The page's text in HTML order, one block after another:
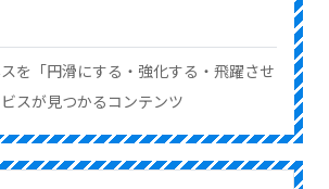
を「円滑にする・強化する・飛躍させ
スが見つかるコンテンツ